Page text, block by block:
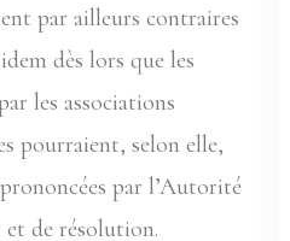
par ailleurs contraires
dès lors que les
les associations
pourraient, selon elle,
par l’Autorité
de résolution.